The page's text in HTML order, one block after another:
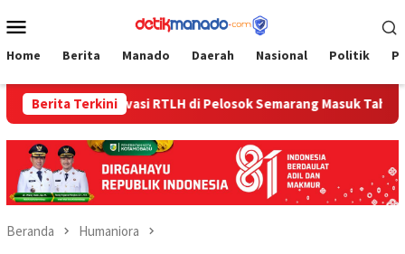
ke
Mobile
Home Berita Manado Daerah Nasional Politik
Berita Terkini
Renovasi RTLH di Pelosok Semarang Masuk Tahap
Beranda Humaniora